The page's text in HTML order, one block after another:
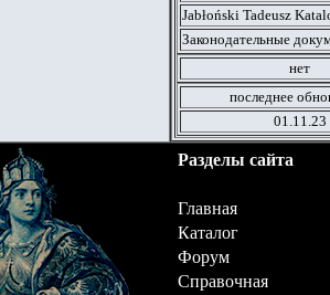
Jabłoński Tadeusz
Законодательные
нет
последнее
01.11.23
Разделы сайта
Главная
Каталог
Форум
Справочная